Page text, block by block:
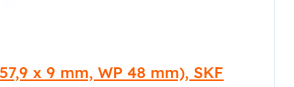
x 9 mm, WP 48 mm), SKF